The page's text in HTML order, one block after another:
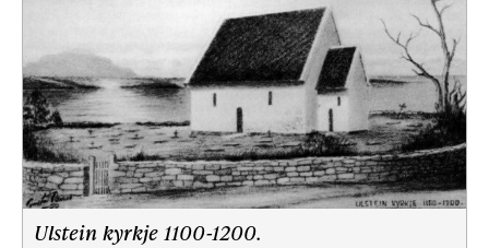
Ulstein kyrkje 1100-1200.